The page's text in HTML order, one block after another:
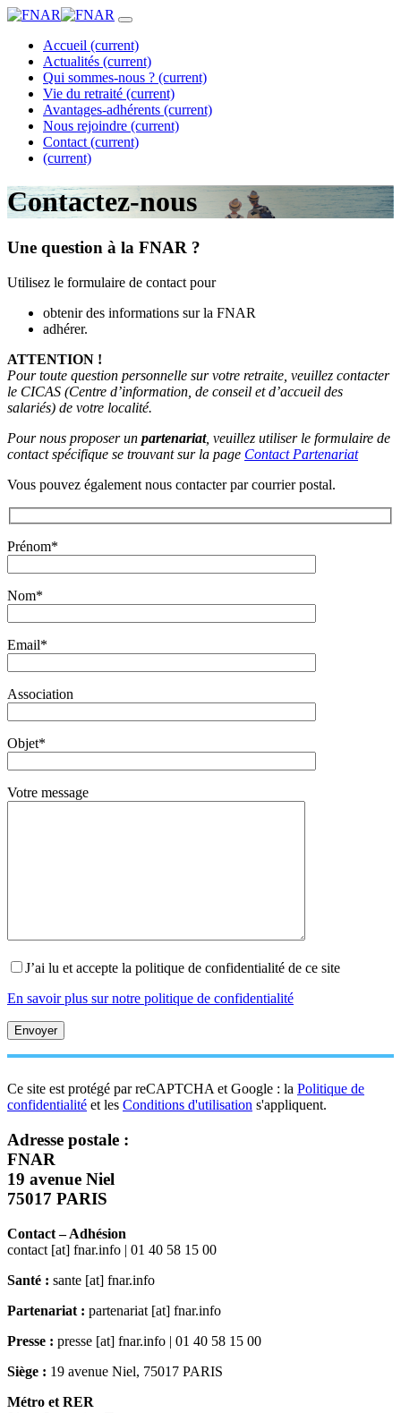
Accueil (current)
Actualités (current)
Qui sommes-nous ? (current)
Vie du retraité (current)
Avantages-adhérents (current)
Nous rejoindre (current)
Contact (current)
(current)
Contactez-nous
Une question à la FNAR ?
Utilisez le formulaire de contact pour
obtenir des informations sur la FNAR
adhérer.
ATTENTION !
Pour toute question personnelle sur votre retraite, veuillez contacter
le CICAS (Centre d’information, de conseil et d’accueil des
salariés) de votre localité.
Pour nous proposer un partenariat, veuillez utiliser le formulaire de
contact spécifique se trouvant sur la page Contact Partenariat
Vous pouvez également nous contacter par courrier postal.
Prénom*
Nom*
Email*
Association
Objet*
Votre message
J’ai lu et accepte la politique de confidentialité de ce site
En savoir plus sur notre politique de confidentialité
Ce site est protégé par reCAPTCHA et Google : la Politique de
confidentialité et les Conditions d'utilisation s'appliquent.
Adresse postale :
FNAR
19 avenue Niel
75017 PARIS
Contact – Adhésion
contact [at] fnar.info | 01 40 58 15 00
Santé : sante [at] fnar.info
Partenariat : partenariat [at] fnar.info
Presse : presse [at] fnar.info | 01 40 58 15 00
Siège : 19 avenue Niel, 75017 PARIS
Métro et RER